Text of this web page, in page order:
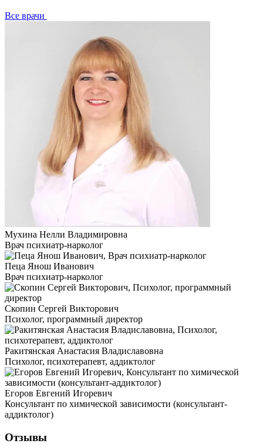
Все врачи
Мухина Нелли Владимировна
Врач психиатр-нарколог
Пеца Янош Иванович
Врач психиатр-нарколог
Скопин Сергей Викторович
Психолог, программный директор
Ракитянская Анастасия Владиславовна
Психолог, психотерапевт, аддиктолог
Егоров Евгений Игоревич
Консультант по химической зависимости (консультант-
аддиктолог)
Отзывы